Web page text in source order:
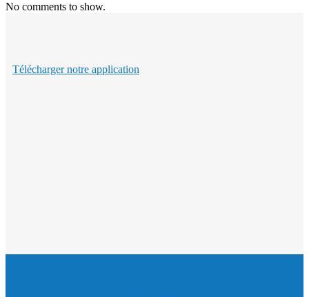
No comments to show.
Télécharger notre application